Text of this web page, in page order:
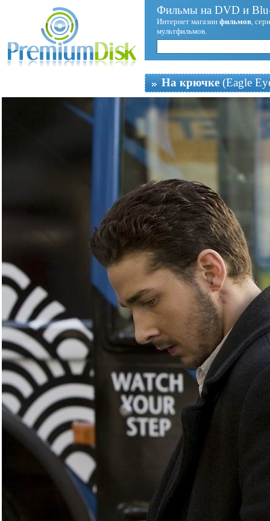
Фильмы на DVD и
Интернет магазин фильмов,
мультфильмов.
На крючке (Eagle